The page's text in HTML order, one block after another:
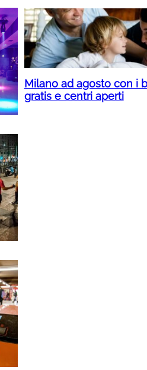
Milano ad agosto con i
gratis e centri aperti